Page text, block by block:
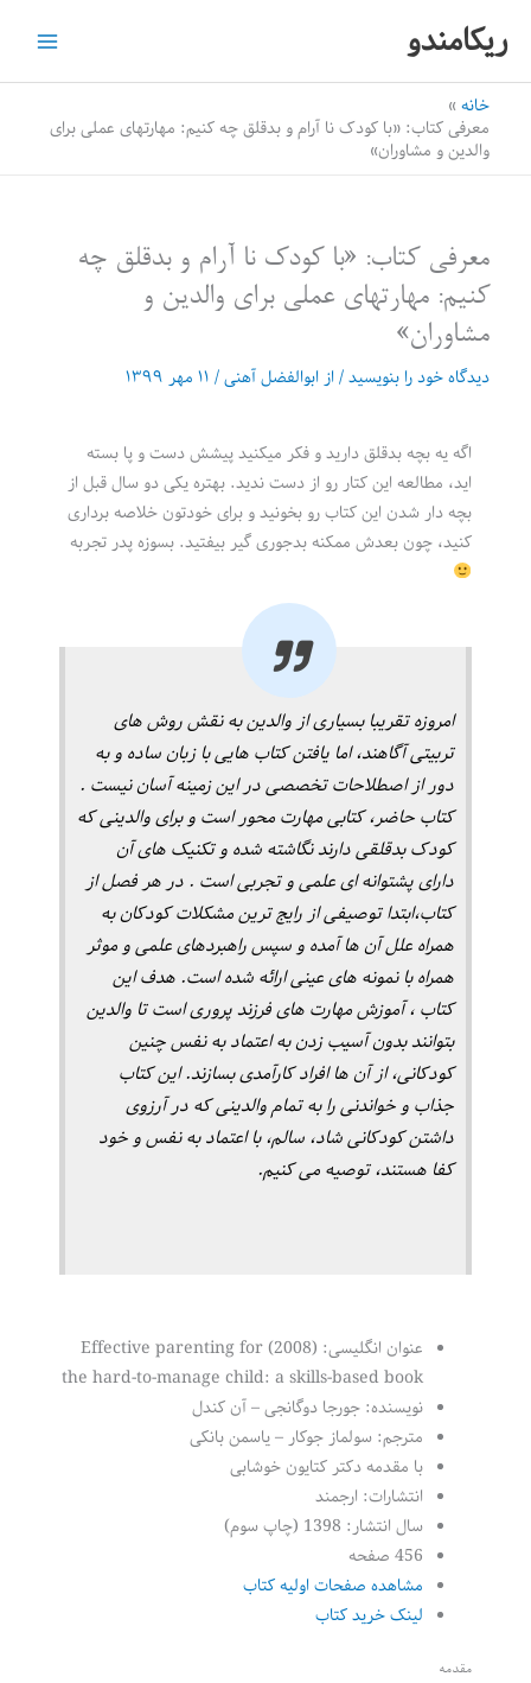
ریکامندو
خانه
معرفی کتاب: «با کودک نا آرام و بدقلق چه کنیم: مهارتهای عملی برای
والدین و مشاوران»
معرفی کتاب: «با کودک نا آرام و بدقلق چه
کنیم: مهارتهای عملی برای والدین و
مشاوران»
دیدگاه‌ خود را بنویسید/ از ابوالفضل آهنی/ ۱۱ مهر ۱۳۹۹
اگه یه بچه بدقلق دارید و فکر میکنید پیشش دست و پا بسته
اید، مطالعه این کتار رو از دست ندید. بهتره یکی دو سال قبل از
بچه دار شدن این کتاب رو بخونید و برای خودتون خلاصه برداری
کنید، چون بعدش ممکنه بدجوری گیر بیفتید. بسوزه پدر تجربه
امروزه تقریبا بسیاری از والدین به نقش روش های
تربیتی آگاهند، اما یافتن کتاب هایی با زبان ساده و به
دور از اصطلاحات تخصصی در این زمینه آسان نیست .
کتاب حاضر، کتابی مهارت محور است و برای والدینی که
کودک بدقلقی دارند نگاشته شده و تکنیک های آن
دارای پشتوانه ای علمی و تجربی است . در هر فصل از
کتاب،ابتدا توصیفی از رایج ترین مشکلات کودکان به
همراه علل آن ها آمده و سپس راهبردهای علمی و موثر
همراه با نمونه های عینی ارائه شده است. هدف این
کتاب ، آموزش مهارت های فرزند پروری است تا والدین
بتوانند بدون آسیب زدن به اعتماد به نفس چنین
کودکانی، از آن ها افراد کارآمدی بسازند. این کتاب
جذاب و خواندنی را به تمام والدینی که در آرزوی
داشتن کودکانی شاد، سالم، با اعتماد به نفس و خود
کفا هستند، توصیه می کنیم.
‌عنوان انگلیسی: (2008) Effective parenting for
the hard-to-manage child: a skills-based book
نویسنده: جورجا دوگانجی – آن کندل
مترجم: سولماز جوکار – یاسمن بانکی
با مقدمه دکتر کتایون خوشابی
انتشارات: ارجمند
سال انتشار: 1398 (چاپ سوم)
456 صفحه
مشاهده صفحات اولیه کتاب
لینک خرید کتاب
مقدمه